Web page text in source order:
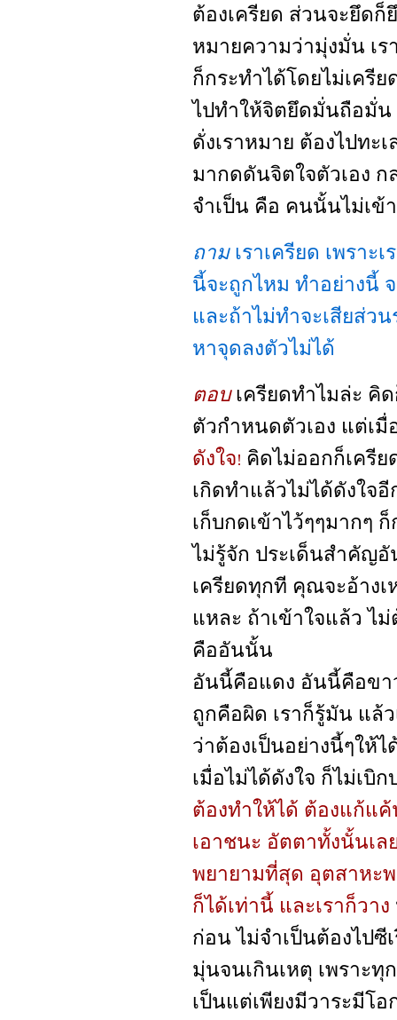
ต้องเครียด ส่วนจะยึดก็
หมายความว่ามุ่งมั่น เ
ก็กระทำได้โดยไม่เครี
ไปทำให้จิตยึดมั่นถือมั่น
ดั่งเราหมาย ต้องไปทะ
มากดดันจิตใจตัวเอง
จำเป็น คือ คนนั้นไม่เข้
ถามเราเครียด เพราะ
นี้จะถูกไหม ทำอย่างนี้
และถ้าไม่ทำจะเสียส่ว
หาจุดลงตัวไม่ได้
ตอบเครียดทำไมล่ะ คิ
ตัวกำหนดตัวเอง แต่เ
ดังใจ! คิดไม่ออกก็เครี
เกิดทำแล้วไม่ได้ดังใจ
เก็บกดเข้าไว้ๆๆมากๆ
ไม่รู้จัก ประเด็นสำคัญ
เครียดทุกที คุณจะอ้าง
แหละ ถ้าเข้าใจแล้ว ไ
คืออันนั้น
อันนี้คือแดง อันนี้คือข
ถูกคือผิด เราก็รู้มัน แล้
ว่าต้องเป็นอย่างนี้ๆให้ไ
เมื่อไม่ได้ดังใจ ก็ไม่เ
ต้องทำให้ได้ ต้องแก้แค้
เอาชนะ อัตตาทั้งนั้นเล
พยายามที่สุด อุตสาหะพ
ก็ได้เท่านี้ และเราก็วาง
ก่อน ไม่จำเป็นต้องไปซี
มุ่นจนเกินเหตุ เพราะทุ
เป็นแต่เพียงมีวาระมีโอ